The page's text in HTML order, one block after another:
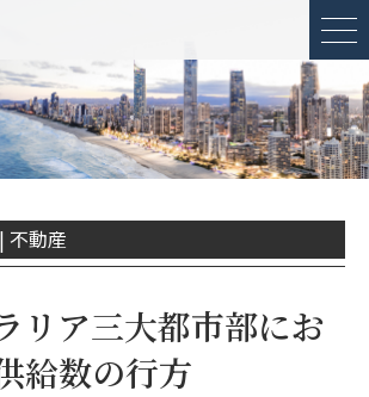
メ
不動産
リア三大都市部にお
給数の行方